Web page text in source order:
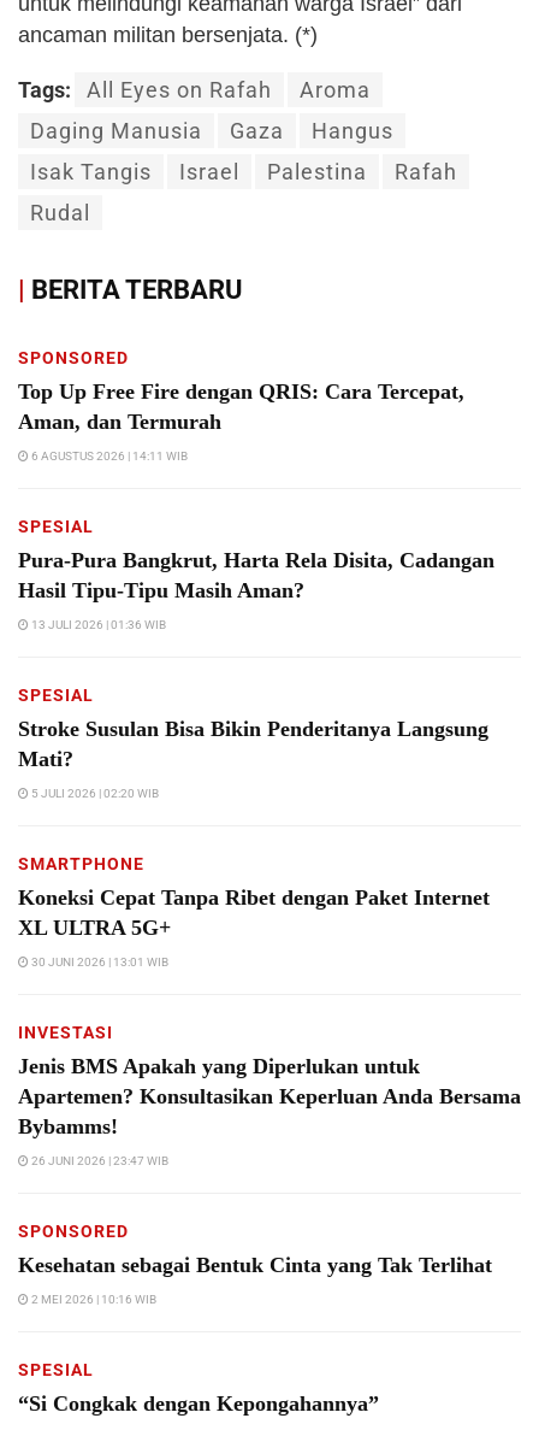
ancaman militan bersenjata. (*)
Tags: All Eyes on Rafah
Aroma
Daging Manusia
Gaza
Hangus
Isak Tangis
Israel Palestina
Rafah
Rudal
| BERITA TERBARU
SPONSORED
Top Up Free Fire dengan QRIS: Cara Tercepat,
Aman, dan Termurah
6 AGUSTUS 2026 | 14:11 WIB
SPESIAL
Pura-Pura Bangkrut, Harta Rela Disita, Cadangan
Hasil Tipu-Tipu Masih Aman?
13 JULI 2026 | 01:36 WIB
SPESIAL
Stroke Susulan Bisa Bikin Penderitanya Langsung
Mati?
5 JULI 2026 | 02:20 WIB
SMARTPHONE
Koneksi Cepat Tanpa Ribet dengan Paket Internet
XL ULTRA 5G+
30 JUNI 2026 | 13:01 WIB
INVESTASI
Jenis BMS Apakah yang Diperlukan untuk
Apartemen? Konsultasikan Keperluan Anda Bersama
Bybamms!
26 JUNI 2026 | 23:47 WIB
SPONSORED
Kesehatan sebagai Bentuk Cinta yang Tak Terlihat
2 MEI 2026 | 10:16 WIB
SPESIAL
“Si Congkak dengan Kepongahannya”